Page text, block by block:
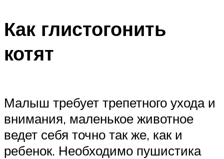
Как глистогонить
котят
Малыш требует трепетного ухода и
внимания, маленькое животное
ведет себя точно так же, как и
ребенок. Необходимо пушистика